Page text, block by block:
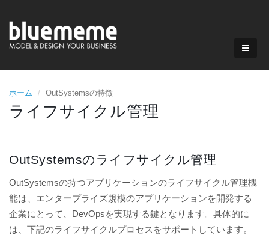
ホーム OutSystemsの特徴
ライフサイクル管理
OutSystemsのライフサイクル管理
OutSystemsの持つアプリケーションのライフサイクル管理機
能は、エンタープライズ規模のアプリケーションを開発する
企業にとって、DevOpsを実現する鍵となります。具体的に
は、下記のライフサイクルプロセスをサポートしています。